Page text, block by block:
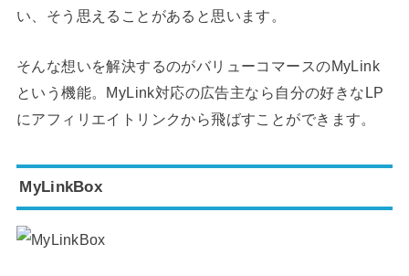
い、そう思えることがあると思います。
そんな想いを解決するのがバリューコマースのMyLink
という機能。MyLink対応の広告主なら自分の好きなLP
にアフィリエイトリンクから飛ばすことができます。
MyLinkBox